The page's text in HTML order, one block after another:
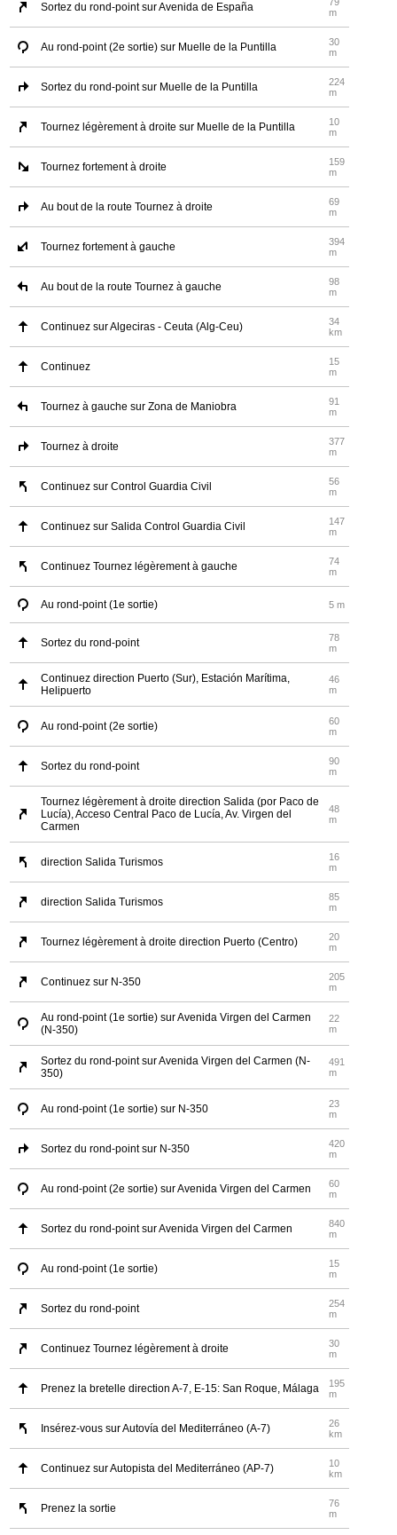
Sortez du rond-point sur Avenida de España
m
Au rond-point (2e sortie) sur Muelle de la Puntilla
30
m
Sortez du rond-point sur Muelle de la Puntilla
224
m
Tournez légèrement à droite sur Muelle de la Puntilla
10
m
Tournez fortement à droite
159
m
Au bout de la route Tournez à droite
69
m
Tournez fortement à gauche
394
m
Au bout de la route Tournez à gauche
98
m
Continuez sur Algeciras - Ceuta (Alg-Ceu)
34
km
Continuez
15
m
Tournez à gauche sur Zona de Maniobra
91
m
Tournez à droite
377
m
Continuez sur Control Guardia Civil
56
m
Continuez sur Salida Control Guardia Civil
147
m
Continuez Tournez légèrement à gauche
74
m
Au rond-point (1e sortie) 5 m
Sortez du rond-point
78
m
Continuez direction Puerto (Sur), Estación Marítima,
Helipuerto
46
m
Au rond-point (2e sortie)
60
m
Sortez du rond-point
90
m
Tournez légèrement à droite direction Salida (por Paco de
Lucía), Acceso Central Paco de Lucía, Av. Virgen del
Carmen
48
m
direction Salida Turismos
16
m
direction Salida Turismos
85
m
Tournez légèrement à droite direction Puerto (Centro)
20
m
Continuez sur N-350
205
m
Au rond-point (1e sortie) sur Avenida Virgen del Carmen
(N-350)
22
m
Sortez du rond-point sur Avenida Virgen del Carmen (N-
350)
491
m
Au rond-point (1e sortie) sur N-350
23
m
Sortez du rond-point sur N-350
420
m
Au rond-point (2e sortie) sur Avenida Virgen del Carmen
60
m
Sortez du rond-point sur Avenida Virgen del Carmen
840
m
Au rond-point (1e sortie)
15
m
Sortez du rond-point
254
m
Continuez Tournez légèrement à droite
30
m
Prenez la bretelle direction A-7, E-15: San Roque, Málaga
195
m
Insérez-vous sur Autovía del Mediterráneo (A-7)
26
km
Continuez sur Autopista del Mediterráneo (AP-7)
10
km
Prenez la sortie
76
m